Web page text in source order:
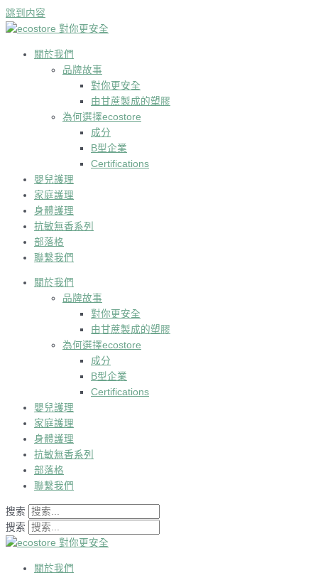
跳到内容
關於我們
品牌故事
對你更安全
由甘蔗製成的塑膠
為何選擇ecostore
成分
B型企業
Certifications
嬰兒護理
家庭護理
身體護理
抗敏無香系列
部落格
聯繫我們
關於我們
品牌故事
對你更安全
由甘蔗製成的塑膠
為何選擇ecostore
成分
B型企業
Certifications
嬰兒護理
家庭護理
身體護理
抗敏無香系列
部落格
聯繫我們
搜索
搜索
關於我們